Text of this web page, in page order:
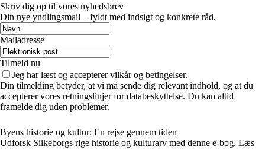
Skriv dig op til vores nyhedsbrev
Din nye yndlingsmail – fyldt med indsigt og konkrete råd.
Mailadresse
Tilmeld nu
Jeg har læst og accepterer vilkår og betingelser.
Din tilmelding betyder, at vi må sende dig relevant indhold, og at du
accepterer vores retningslinjer for databeskyttelse. Du kan altid
framelde dig uden problemer.
Byens historie og kultur: En rejse gennem tiden
Udforsk Silkeborgs rige historie og kulturarv med denne e-bog. Læs